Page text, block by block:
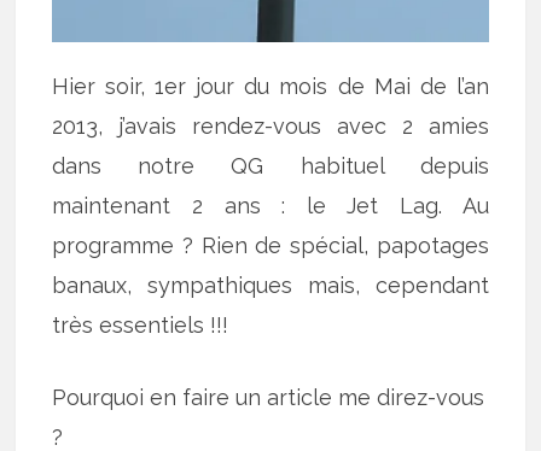
Hier soir, 1er jour du mois de Mai de l’an
2013, j’avais rendez-vous avec 2 amies
dans notre QG habituel depuis
maintenant 2 ans : le Jet Lag. Au
programme ? Rien de spécial, papotages
banaux, sympathiques mais, cependant
très essentiels !!!
Pourquoi en faire un article me direz-vous
?